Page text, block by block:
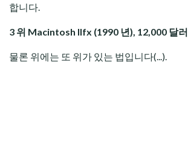
합니다.
3 위 Macintosh IIfx (1990 년), 12,000 달러
물론 위에는 또 위가 있는 법입니다(...).